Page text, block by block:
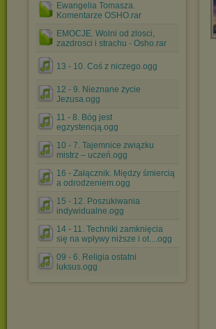
Ewangelia Tomasza.
Komentarze OSHO.rar
EMOCJE. Wolni od zlosci,
zazdrosci i strachu - Osho.rar
13 - 10. Coś z niczego.ogg
12 - 9. Nieznane życie
Jezusa.ogg
11 - 8. Bóg jest
egzystencją.ogg
10 - 7. Tajemnice związku
mistrz – uczeń.ogg
16 - Załącznik. Między śmiercią
a odrodzeniem.ogg
15 - 12. Poszukiwania
indywidualne.ogg
14 - 11. Techniki zamknięcia
się na wpływy niższe i ot....ogg
09 - 6. Religia ostatni
luksus.ogg